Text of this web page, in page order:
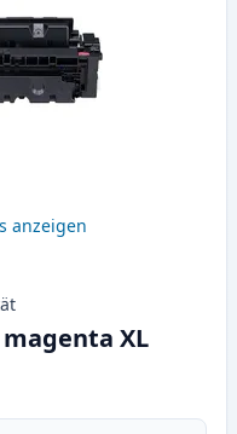
anzeigen
magenta XL